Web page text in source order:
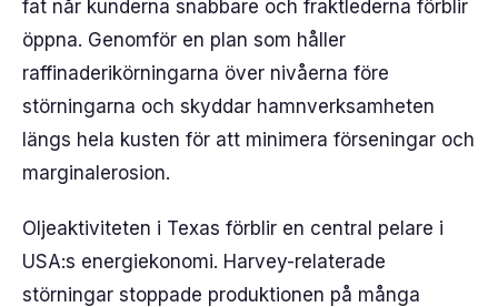
fat når kunderna snabbare och fraktlederna förblir
öppna. Genomför en plan som håller
raffinaderikörningarna över nivåerna före
störningarna och skyddar hamnverksamheten
längs hela kusten för att minimera förseningar och
marginalerosion.
Oljeaktiviteten i Texas förblir en central pelare i
USA:s energiekonomi. Harvey-relaterade
störningar stoppade produktionen på många